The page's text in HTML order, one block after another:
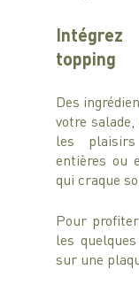
topping
Des
votre
les
entières ou
qui craque
Pour
les
sur une